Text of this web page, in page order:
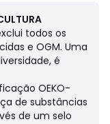
e
Alemanha,
2025
todos os
e OGM. Uma
é
OEKO-
de substâncias
de um selo